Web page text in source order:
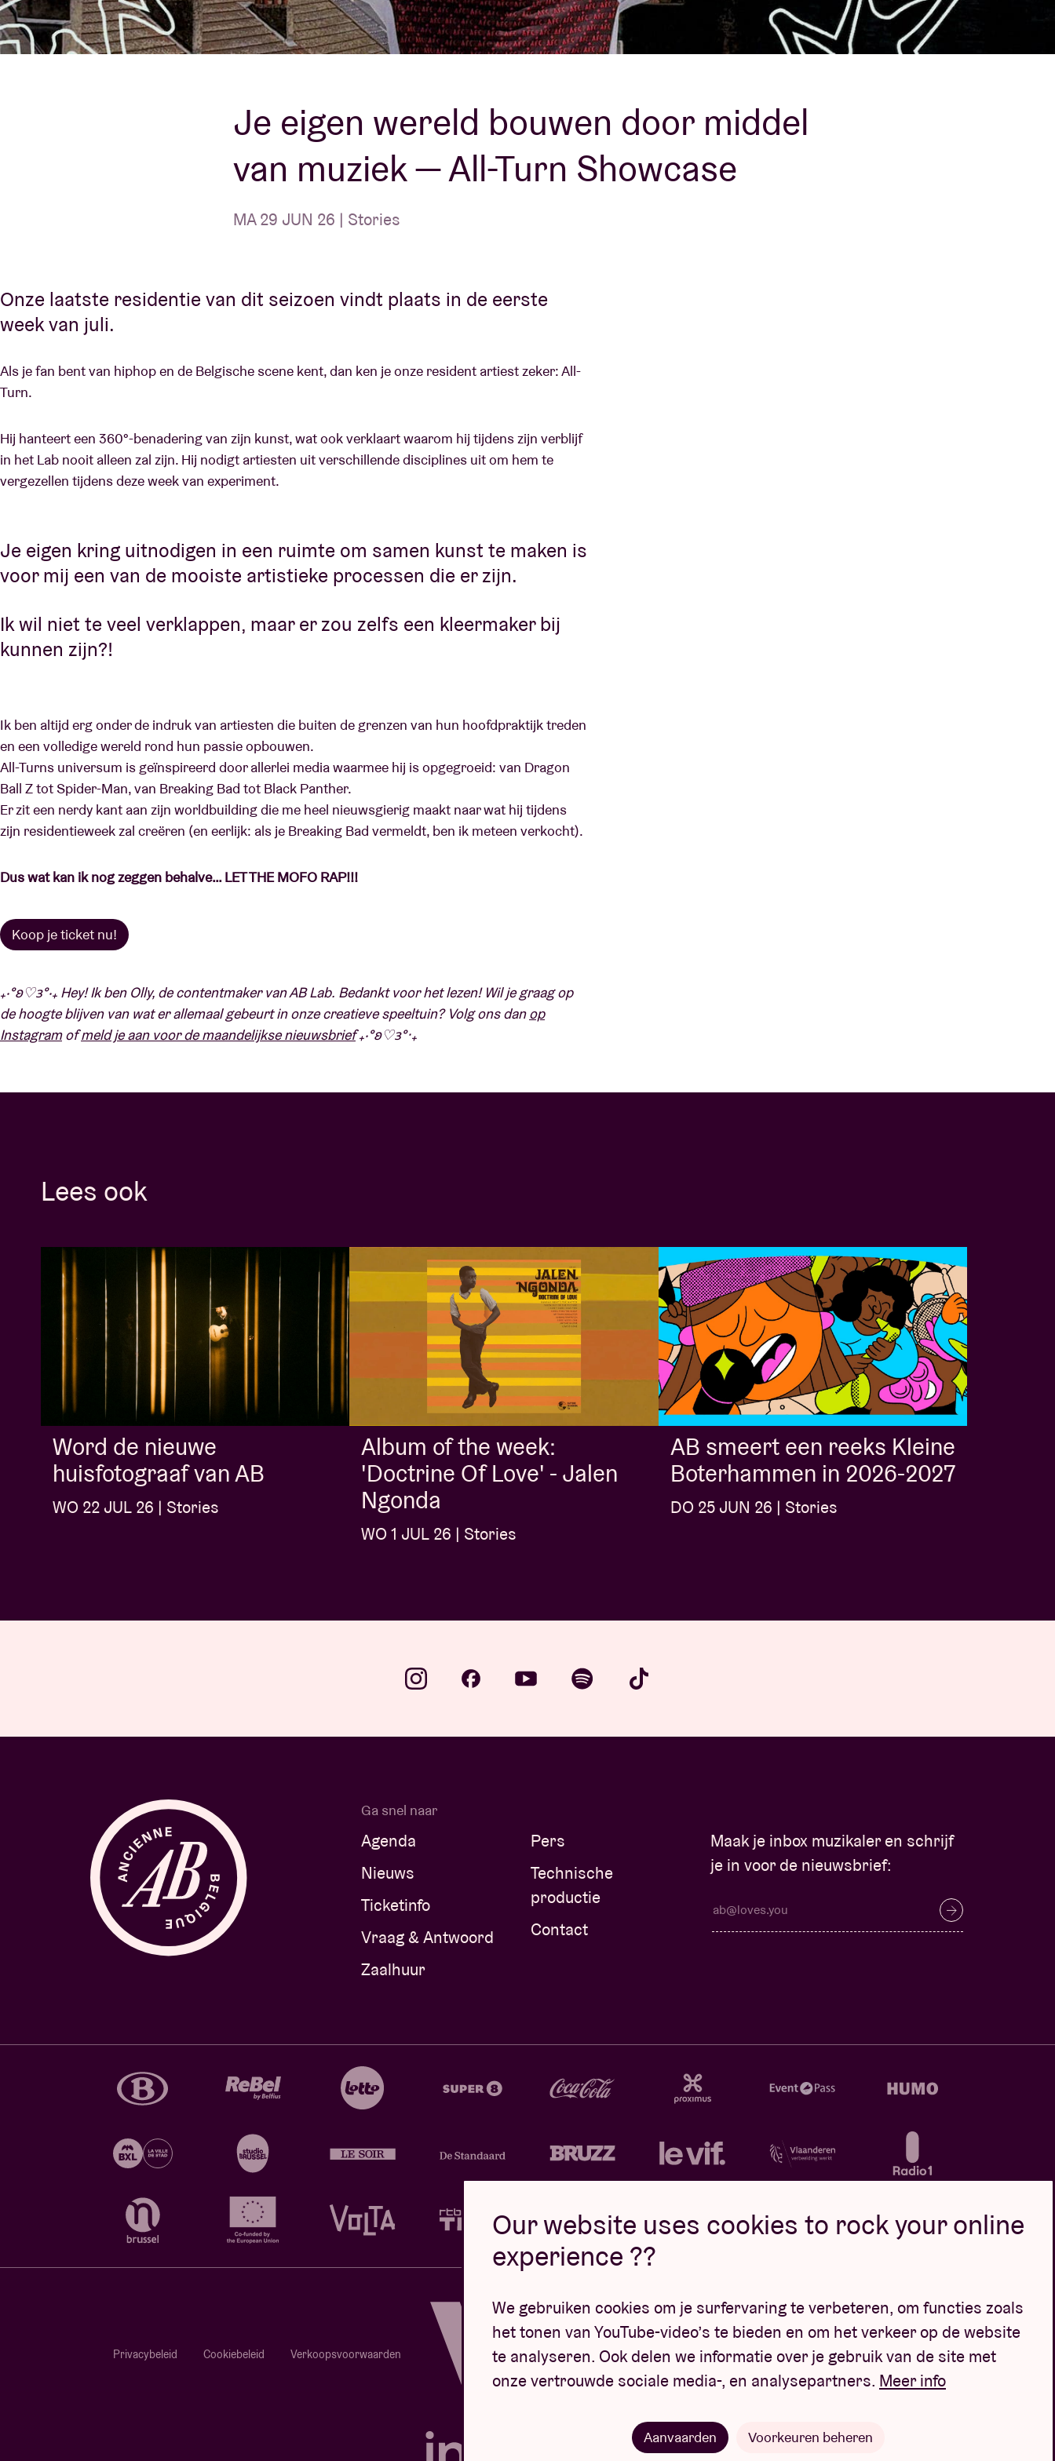
AB ❤ you
Over AB
Je eigen wereld bouwen door middel
van muziek — All-Turn Showcase
MA 29 JUN 26 | Stories
Onze laatste residentie van dit seizoen vindt plaats in de eerste
week van juli.
Als je fan bent van hiphop en de Belgische scene kent, dan ken je onze resident artiest zeker: All-
Turn.
Hij hanteert een 360°-benadering van zijn kunst, wat ook verklaart waarom hij tijdens zijn verblijf
in het Lab nooit alleen zal zijn. Hij nodigt artiesten uit verschillende disciplines uit om hem te
vergezellen tijdens deze week van experiment.
Je eigen kring uitnodigen in een ruimte om samen kunst te maken is
voor mij een van de mooiste artistieke processen die er zijn.
Ik wil niet te veel verklappen, maar er zou zelfs een kleermaker bij
kunnen zijn?!
Ik ben altijd erg onder de indruk van artiesten die buiten de grenzen van hun hoofdpraktijk treden
en een volledige wereld rond hun passie opbouwen.
All-Turns universum is geïnspireerd door allerlei media waarmee hij is opgegroeid: van Dragon
Ball Z tot Spider-Man, van Breaking Bad tot Black Panther.
Er zit een nerdy kant aan zijn worldbuilding die me heel nieuwsgierig maakt naar wat hij tijdens
zijn residentieweek zal creëren (en eerlijk: als je Breaking Bad vermeldt, ben ik meteen verkocht).
Dus wat kan ik nog zeggen behalve… LET THE MOFO RAP!!!
Koop je ticket nu!
₊‧°𐐪♡𐑂°‧₊ Hey! Ik ben Olly, de contentmaker van AB Lab. Bedankt voor het lezen! Wil je graag op
de hoogte blijven van wat er allemaal gebeurt in onze creatieve speeltuin? Volg ons danop
Instagramofmeld je aan voor de maandelijkse nieuwsbrief₊‧°𐐪♡𐑂°‧₊
Lees ook
Word de nieuwe
huisfotograaf van AB
WO 22 JUL 26 | Stories
Album of the week:
'Doctrine Of Love' - Jalen
Ngonda
WO 1 JUL 26 | Stories
AB smeert een reeks Kleine
Boterhammen in 2026-2027
DO 25 JUN 26 | Stories
Ga snel naar
Agenda
Nieuws
Ticketinfo
Vraag & Antwoord
Zaalhuur
Pers
Technische
productie
Contact
Maak je inbox muzikaler en schrijf
je in voor de nieuwsbrief:
Privacybeleid Cookiebeleid Verkoopsvoorwaarden
Our website uses cookies to rock your online
experience ??
We gebruiken cookies om je surfervaring te verbeteren, om functies zoals
het tonen van YouTube-video’s te bieden en om het verkeer op de website
te analyseren. Ook delen we informatie over je gebruik van de site met
onze vertrouwde sociale media-, en analysepartners. Meer info
Aanvaarden Voorkeuren beheren